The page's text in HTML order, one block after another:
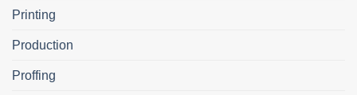
Printing
Production
Proffing